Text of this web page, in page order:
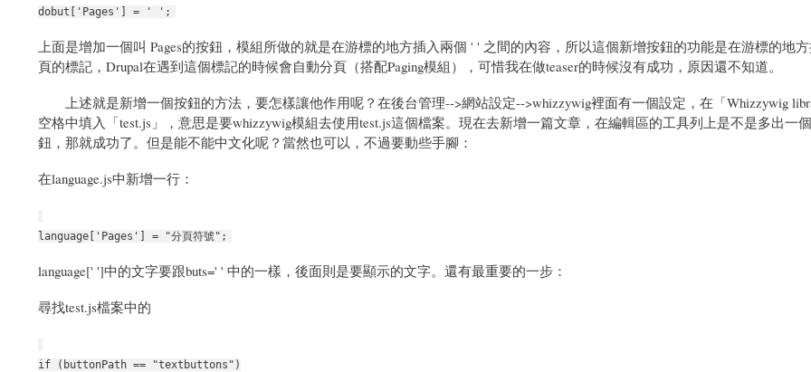
dobut['Pages'] = ' ';
上面是增加一個叫 Pages的按鈕，模組所做的就是在游標的地方插入兩個 ' ' 之間的內容，所以這個新增按鈕的功能是在游標的地
頁的標記，Drupal在遇到這個標記的時候會自動分頁（搭配Paging模組），可惜我在做teaser的時候沒有成功，原因還不知道。
上述就是新增一個按鈕的方法，要怎樣讓他作用呢？在後台管理-->網站設定-->whizzywig裡面有一個設定，在「Whizzywig
空格中填入「test.js」，意思是要whizzywig模組去使用test.js這個檔案。現在去新增一篇文章，在編輯區的工具列上是不是多出一個
鈕，那就成功了。但是能不能中文化呢？當然也可以，不過要動些手腳：
在language.js中新增一行：
language['Pages'] = "分頁符號";
language[' ']中的文字要跟buts=' ' 中的一樣，後面則是要顯示的文字。還有最重要的一步：
尋找test.js檔案中的
if (buttonPath == "textbuttons")